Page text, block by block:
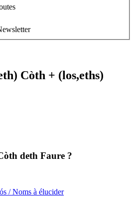
Còth + (los,eths)
deth Faure ?
/ Noms à élucider